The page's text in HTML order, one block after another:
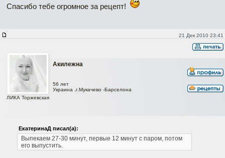
Спасибо тебе огромное за рецепт!
21 Дек 2010 23:41
Акилежна
ЛИКА Торжевская
56 лет
Украина ,г.Мукачево -Барселона
ЕкатеринаД писал(а):
Выпекаем 27-30 минут, первые 12 минут с паром, потом
его выпустить.